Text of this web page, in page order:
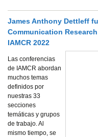
James Anthony Dettleff
Communication
IAMCR 2022
Las conferencias
de IAMCR abordan
muchos temas
definidos por
nuestras 33
secciones
temáticas y grupos
de trabajo. Al
mismo tiempo, se